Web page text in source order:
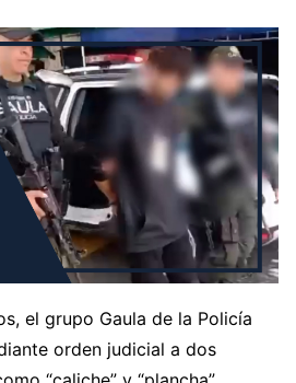
el grupo Gaula de la Policía
orden judicial a dos